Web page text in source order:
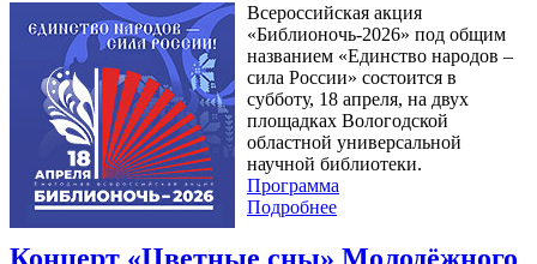
Всероссийская акция
«Библионочь-2026» под общим
названием «Единство народов –
сила России» состоится в
субботу, 18 апреля, на двух
площадках Вологодской
областной универсальной
научной библиотеки.
Программа
Подробнее
Концерт «Цветные сны» Молодёжного